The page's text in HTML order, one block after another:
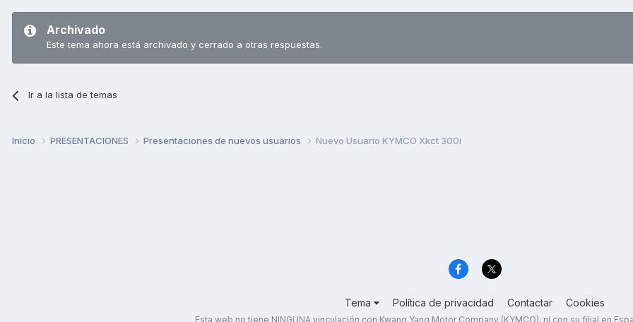
Archivado
Este tema ahora está archivado y cerrado a otras respuestas.
Ir a la lista de temas
Inicio PRESENTACIONES Presentaciones de nuevos usuarios Nuevo Usuario KYMCO Xkct 300i
Tema Política de privacidad Contactar Cookies
Esta web no tiene NINGUNA vinculación con Kwang Yang Motor Company (KYMCO), ni con su filial en